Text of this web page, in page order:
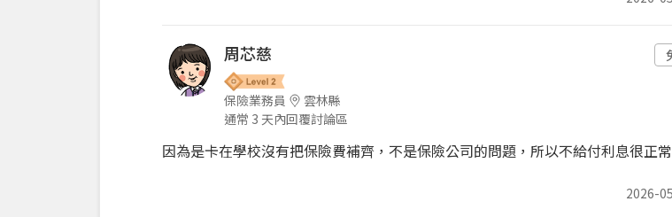
周芯慈
保險業務員
雲林縣
通常 3 天內回覆討論區
因為是卡在學校沒有把保險費補齊，不是保險公司的問題，所以不給付利息很正
2026-